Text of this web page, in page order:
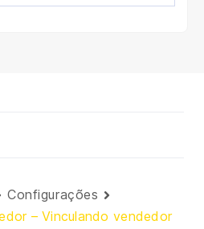
Configurações
– Vinculando vendedor